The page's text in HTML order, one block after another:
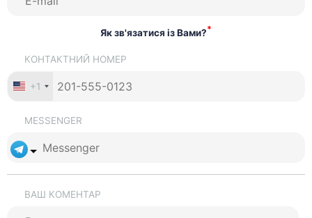
Як зв'язатися із Вами?*
КОНТАКТНИЙ НОМЕР
+1
MESSENGER
ВАШ КОМЕНТАР